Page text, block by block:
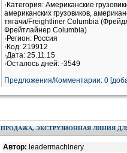
Категория: Американские
американских грузовиков,
тягачи/Freightliner Columbia
Фрейтлайнер Columbia)
Регион: Россия
Код: 219912
Дата: 25.11.15
Осталось дней: -3549
Предложения/Комментарии: 0
ПРОДАЖА, ЭКСТРУЗИОННАЯ ЛИНИЯ
Автор: leadermachinery